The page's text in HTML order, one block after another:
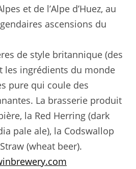
et de l’Alpe d’Huez, au
ascensions du
de style britannique (des
les ingrédients du monde
pure qui coule des
La brasserie produit
la Red Herring (dark
pale ale), la Codswallop
(wheat beer).